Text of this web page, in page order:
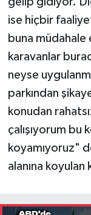
ise hiçbir
buna
karavanlar
neyse
parkından
konudan
çalışıyorum bu
koyamıyoruz"
alanına